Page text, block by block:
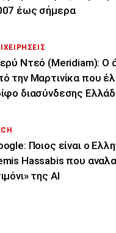
έως σήμερα
Ντεό (Meridiam): Ο
την Μαρτινίκα που
διασύνδεσης
Ποιος είναι ο
Hassabis που
της ΑΙ